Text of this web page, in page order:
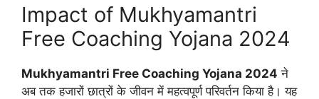
Impact of Mukhyamantri
Free Coaching Yojana 2024
Mukhyamantri Free Coaching Yojana 2024 ने
अब तक हजारों छात्रों के जीवन में महत्वपूर्ण परिवर्तन किया है। यह